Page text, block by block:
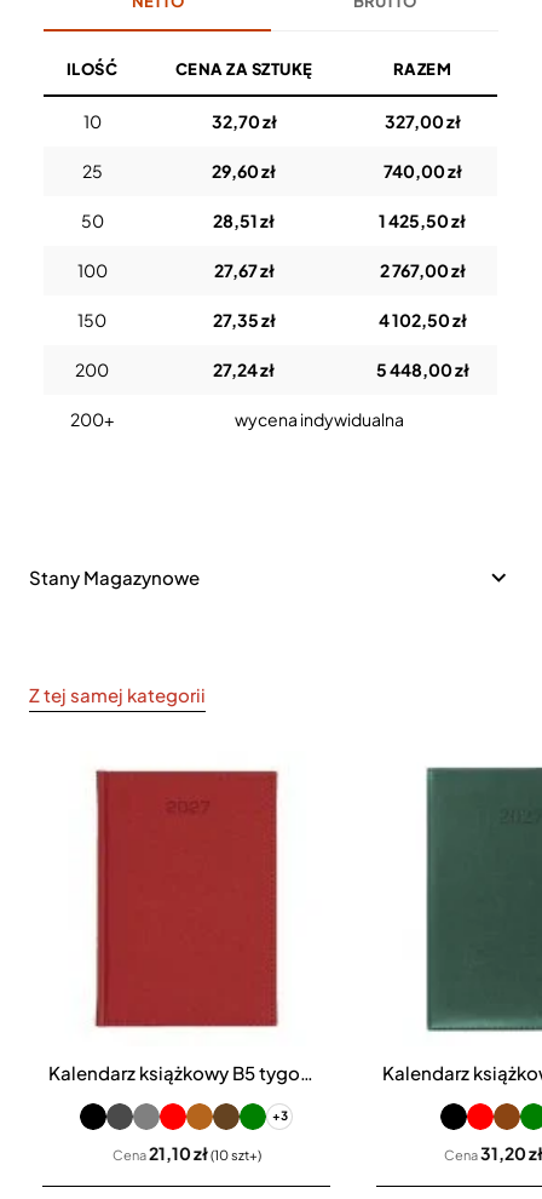
ILOŚĆ CENA ZA SZTUKĘ RAZEM
10 32,70 zł 327,00 zł
25 29,60 zł 740,00 zł
50 28,51 zł 1 425,50 zł
100 27,67 zł 2 767,00 zł
150 27,35 zł 4 102,50 zł
200 27,24 zł 5 448,00 zł
200+ wycena indywidualna
Stany Magazynowe
Z tej samej kategorii
Kalendarz książkowy B5 tygodniowy Denim
+3
Cena21,10 zł(10 szt+) Cena31,20 zł